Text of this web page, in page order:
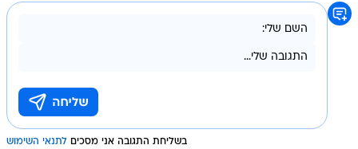
בשליחת התגובה אני מסכים לתנאי השימוש